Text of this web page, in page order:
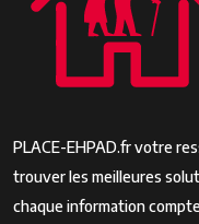
PLACE-EHPAD.fr votre
trouver les meilleures
chaque information